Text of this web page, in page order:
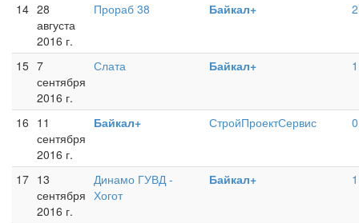
14 28
августа
2016 г.
Прораб 38 Байкал+
15 7
сентября
2016 г.
Слата Байкал+
16 11
сентября
2016 г.
Байкал+ СтройПроектСервис
17 13
сентября
2016 г.
Динамо ГУВД -
Хогот
Байкал+